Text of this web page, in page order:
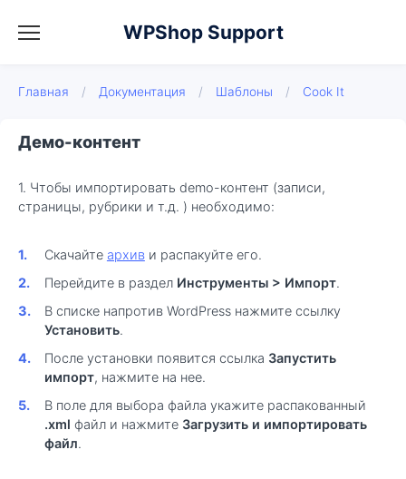
WPShop Support
Главная / Документация / Шаблоны / Cook It
Демо-контент
1. Чтобы импортировать demo-контент (записи,
страницы, рубрики и т.д. ) необходимо:
Скачайте архиви распакуйте его.
Перейдите в раздел Инструменты > Импорт.
В списке напротив WordPress нажмите ссылку
Установить.
После установки появится ссылка Запустить
импорт, нажмите на нее.
В поле для выбора файла укажите распакованный
.xml файл и нажмите Загрузить и импортировать
файл.